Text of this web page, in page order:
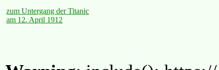
zum Untergang der Titanic
am 12. April 1912